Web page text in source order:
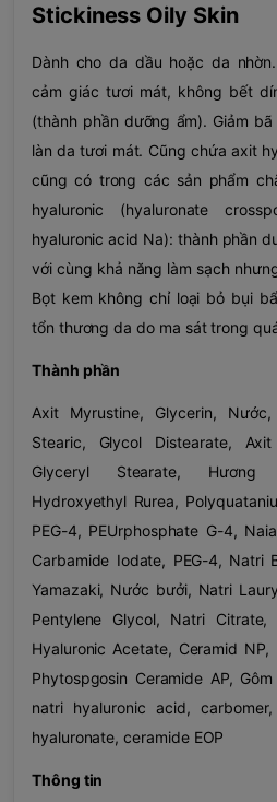
Stickiness Oily Skin
Dành cho da dầu hoặc da
cảm giác tươi mát, không bết
(thành phần dưỡng ẩm). Giảm
làn da tươi mát. Cũng chứa axit
cũng có trong các sản phẩm
hyaluronic (hyaluronate
hyaluronic acid Na): thành phần
với cùng khả năng làm sạch
Bọt kem không chỉ loại bỏ bụi
tổn thương da do ma sát trong
Thành phần
Axit Myrustine, Glycerin,
Stearic, Glycol Distearate,
Glyceryl Stearate, Hương
Hydroxyethyl Rurea,
PEG-4, PEUrphosphate G-4,
Carbamide Iodate, PEG-4, Natri
Yamazaki, Nước bưởi, Natri
Pentylene Glycol, Natri
Hyaluronic Acetate, Ceramid
Phytospgosin Ceramide AP,
natri hyaluronic acid,
hyaluronate, ceramide EOP
Thông tin